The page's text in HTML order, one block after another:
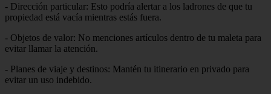
- Dirección particular: Esto podría alertar a los ladrones de que tu
propiedad está vacía mientras estás fuera.
- Objetos de valor: No menciones artículos dentro de tu maleta para
evitar llamar la atención.
- Planes de viaje y destinos: Mantén tu itinerario en privado para
evitar un uso indebido.